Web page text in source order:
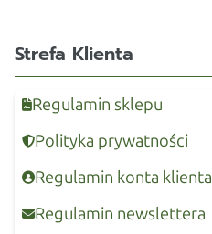
Strefa Klienta
Regulamin sklepu
Polityka prywatności
Regulamin konta klienta
Regulamin newslettera